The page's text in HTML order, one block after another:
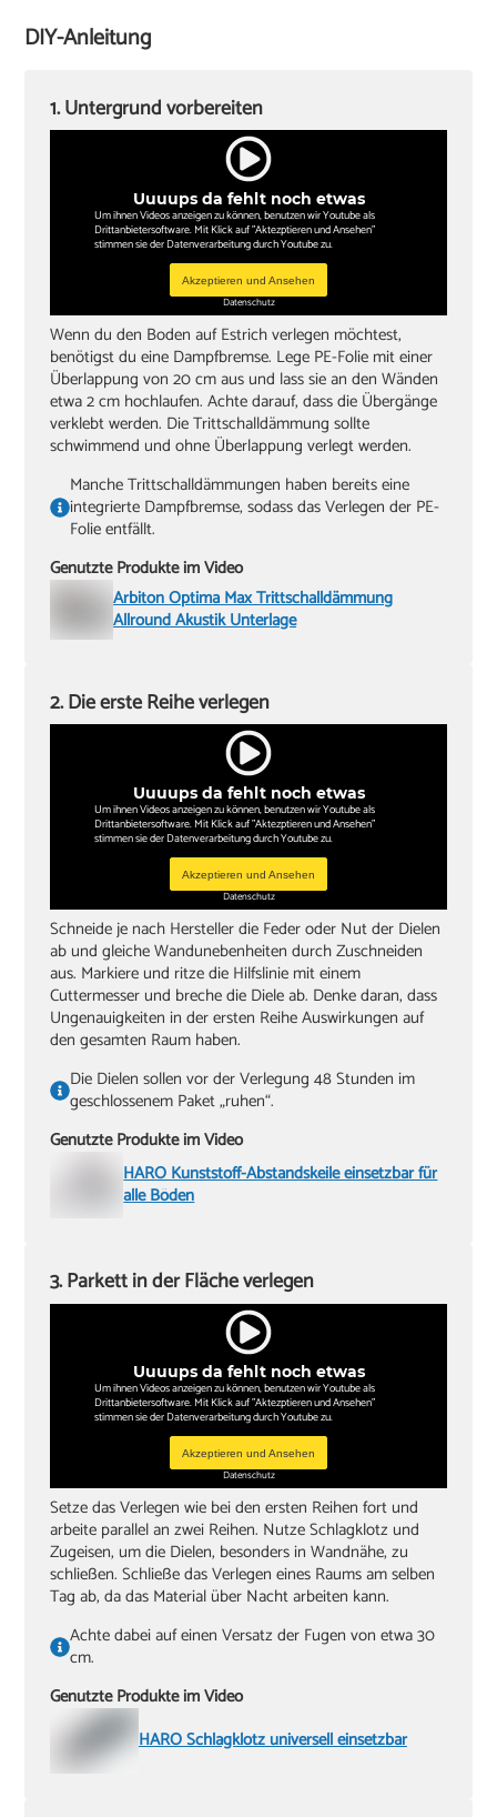
Winkel
Stichsäge und Kappsäge
DIY-Anleitung
Uuuups da fehlt noch etwas
Um ihnen Videos anzeigen zu können, benutzen wir Youtube als
Drittanbietersoftware. Mit Klick auf "Aktezptieren und Ansehen"
stimmen sie der Datenverarbeitung durch Youtube zu.
Akzeptieren und Ansehen
Datenschutz
1. Untergrund vorbereiten
Wenn du den Boden auf Estrich verlegen möchtest,
benötigst du eine Dampfbremse. Lege PE-Folie mit einer
Überlappung von 20 cm aus und lass sie an den Wänden
etwa 2 cm hochlaufen. Achte darauf, dass die Übergänge
verklebt werden. Die Trittschalldämmung sollte
schwimmend und ohne Überlappung verlegt werden.
Manche Trittschalldämmungen haben bereits eine
integrierte Dampfbremse, sodass das Verlegen der PE-
Folie entfällt.
Genutzte Produkte im Video
Arbiton Optima Max Trittschalldämmung
Allround Akustik Unterlage
Uuuups da fehlt noch etwas
Um ihnen Videos anzeigen zu können, benutzen wir Youtube als
Drittanbietersoftware. Mit Klick auf "Aktezptieren und Ansehen"
stimmen sie der Datenverarbeitung durch Youtube zu.
Akzeptieren und Ansehen
Datenschutz
2. Die erste Reihe verlegen
Schneide je nach Hersteller die Feder oder Nut der Dielen
ab und gleiche Wandunebenheiten durch Zuschneiden
aus. Markiere und ritze die Hilfslinie mit einem
Cuttermesser und breche die Diele ab. Denke daran, dass
Ungenauigkeiten in der ersten Reihe Auswirkungen auf
den gesamten Raum haben.
Die Dielen sollen vor der Verlegung 48 Stunden im
geschlossenem Paket „ruhen“.
Genutzte Produkte im Video
HARO Kunststoff-Abstandskeile einsetzbar für
alle Böden
Uuuups da fehlt noch etwas
Um ihnen Videos anzeigen zu können, benutzen wir Youtube als
Drittanbietersoftware. Mit Klick auf "Aktezptieren und Ansehen"
stimmen sie der Datenverarbeitung durch Youtube zu.
Akzeptieren und Ansehen
Datenschutz
3. Parkett in der Fläche verlegen
Setze das Verlegen wie bei den ersten Reihen fort und
arbeite parallel an zwei Reihen. Nutze Schlagklotz und
Zugeisen, um die Dielen, besonders in Wandnähe, zu
schließen. Schließe das Verlegen eines Raums am selben
Tag ab, da das Material über Nacht arbeiten kann.
Achte dabei auf einen Versatz der Fugen von etwa 30
cm.
Genutzte Produkte im Video
HARO Schlagklotz universell einsetzbar